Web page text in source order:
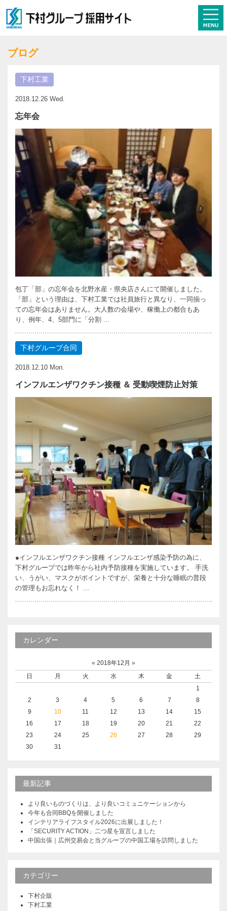
ブログ
下村工業
2018.12.26 Wed.
忘年会
包丁「部」の忘年会を北野水産・県央店さんにて開催しました。
「部」という理由は、下村工業では社員旅行と異なり、一同揃っ
ての忘年会はありません。大人数の会場や、稼働上の都合もあ
り、例年、4、5部門に「分割 ...
下村グループ合同
2018.12.10 Mon.
インフルエンザワクチン接種 ＆ 受動喫煙防止対策
●インフルエンザワクチン接種 インフルエンザ感染予防の為に、
下村グループでは昨年から社内予防接種を実施しています。 手洗
い、うがい、マスクがポイントですが、栄養と十分な睡眠の普段
の管理もお忘れなく！ ...
カレンダー
« 2018年12月 »
日
月 火 水 木 金
土
1
2
3 4 5 6 7
8
9
10 11 12 13 14
15
16
17 18 19 20 21
22
23
24 25 26 27 28
29
30
31
最新記事
より良いものづくりは、より良いコミュニケーションから
今年も合同BBQを開催しました
インテリアライフスタイル2026に出展しました！
「SECURITY ACTION」二つ星を宣言しました
中国出張｜広州交易会と当グループの中国工場を訪問しました
カテゴリー
下村企販
下村工業